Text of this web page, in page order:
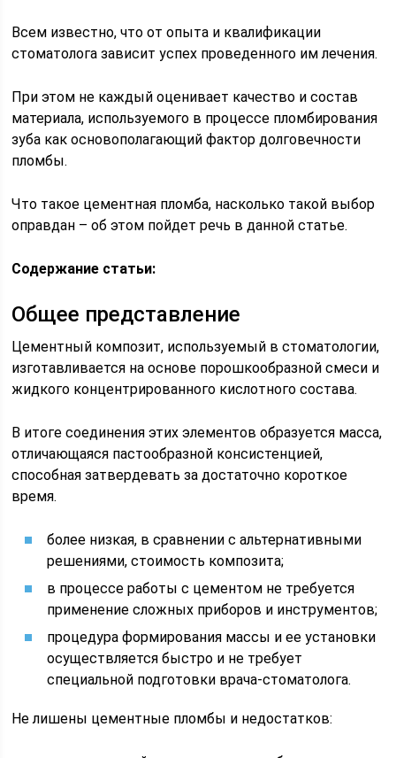
Всем известно, что от опыта и квалификации
стоматолога зависит успех проведенного им лечения.
При этом не каждый оценивает качество и состав
материала, используемого в процессе пломбирования
зуба как основополагающий фактор долговечности
пломбы.
Что такое цементная пломба, насколько такой выбор
оправдан – об этом пойдет речь в данной статье.
Содержание статьи:
Общее представление
Цементный композит, используемый в стоматологии,
изготавливается на основе порошкообразной смеси и
жидкого концентрированного кислотного состава.
В итоге соединения этих элементов образуется масса,
отличающаяся пастообразной консистенцией,
способная затвердевать за достаточно короткое
время.
более низкая, в сравнении с альтернативными
решениями, стоимость композита;
в процессе работы с цементом не требуется
применение сложных приборов и инструментов;
процедура формирования массы и ее установки
осуществляется быстро и не требует
специальной подготовки врача-стоматолога.
Не лишены цементные пломбы и недостатков: